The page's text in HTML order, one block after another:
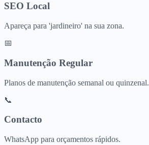
SEO Local
Apareça para 'jardineiro' na sua zona.
📅
Manutenção Regular
Planos de manutenção semanal ou quinzenal.
📞
Contacto
WhatsApp para orçamentos rápidos.